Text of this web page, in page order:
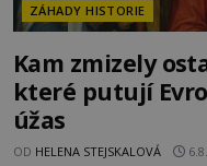
ZÁHADY HISTORIE
Kam zmizely
které putují
úžas
OD HELENA STEJSKALOVÁ